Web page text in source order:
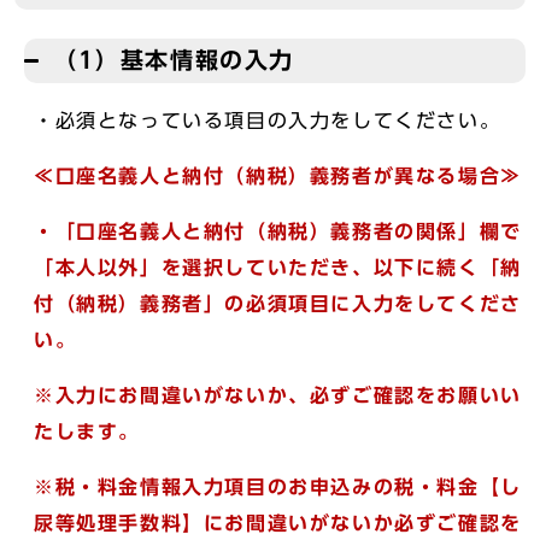
（1）基本情報の入力
・必須となっている項目の入力をしてください。
≪口座名義人と納付（納税）義務者が異なる場合≫
・「口座名義人と納付（納税）義務者の関係」欄で
「本人以外」を選択していただき、以下に続く「納
付（納税）義務者」の必須項目に入力をしてくださ
い。
※入力にお間違いがないか、必ずご確認をお願いい
たします。
※税・料金情報入力項目のお申込みの税・料金【し
尿等処理手数料】にお間違いがないか必ずご確認を